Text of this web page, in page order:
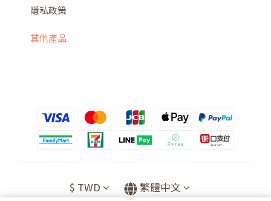
隱私政策
其他產品
$ TWD 繁體中文